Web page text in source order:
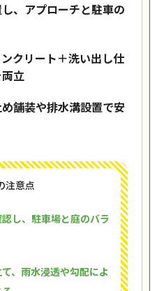
、アプローチと駐車の
クリート＋洗い出し仕
立
舗装や排水溝設置で安
注意点
し、駐車場と庭のバラ
、雨水浸透や勾配によ